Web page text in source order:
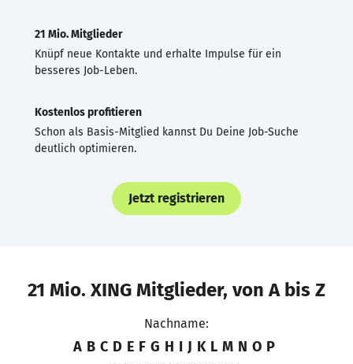
21 Mio. Mitglieder
Knüpf neue Kontakte und erhalte Impulse für ein
besseres Job-Leben.
Kostenlos profitieren
Schon als Basis-Mitglied kannst Du Deine Job-Suche
deutlich optimieren.
Jetzt registrieren
21 Mio. XING Mitglieder, von A bis Z
Nachname:
A B C D E F G H I J K L M N O P